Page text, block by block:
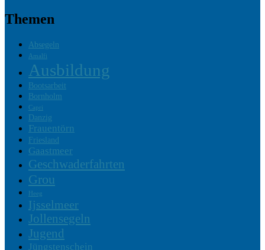
Themen
Absegeln
Amalfi
Ausbildung
Bootsarbeit
Bornholm
Capri
Danzig
Frauentörn
Friesland
Gaastmeer
Geschwaderfahrten
Grou
Heeg
Ijsselmeer
Jollensegeln
Jugend
Jüngstenschein